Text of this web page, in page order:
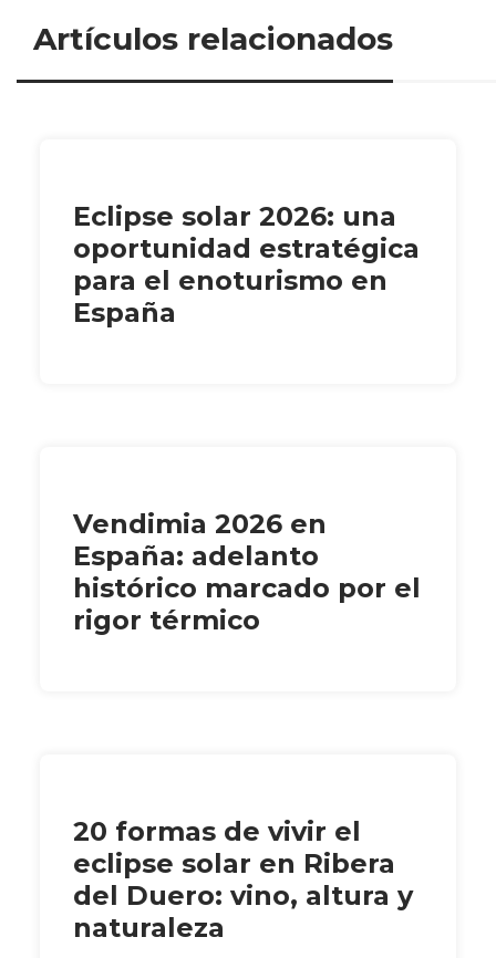
Artículos relacionados
Eclipse solar 2026: una
oportunidad estratégica
para el enoturismo en
España
Vendimia 2026 en
España: adelanto
histórico marcado por el
rigor térmico
20 formas de vivir el
eclipse solar en Ribera
del Duero: vino, altura y
naturaleza